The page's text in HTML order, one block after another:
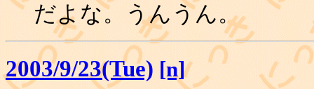
だよな。うんうん。
2003/9/23(Tue) [n]